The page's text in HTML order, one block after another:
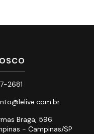
2681
Braga, 596
- Campinas/SP